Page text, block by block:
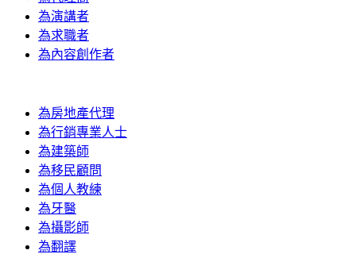
為演講者
為求職者
為內容創作者
為房地產代理
為行銷專業人士
為建築師
為移民顧問
為個人教練
為牙醫
為攝影師
為翻譯